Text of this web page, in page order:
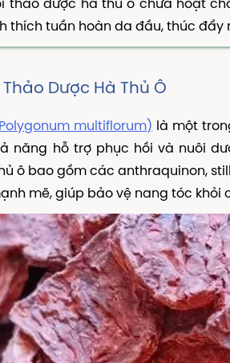
thảo dược hà thủ ô chứa hoạt
thích tuần hoàn da đầu, thúc
Thảo Dược Hà Thủ Ô
multiflorum) là một
năng hỗ trợ phục hồi và nuôi
ô bao gồm các anthraquinon,
mẽ, giúp bảo vệ nang tóc